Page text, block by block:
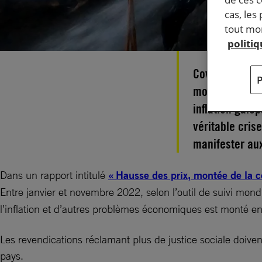
Covid-19,
mondiales
inflation
véritable
manifester
Dans un rapport intitulé « Hausse des prix, montée de la
Entre janvier et novembre 2022, selon l’outil de suivi
l’inflation et d’autres problèmes économiques est monté
Les revendications réclamant plus de justice sociale
pays.
cas,
tout